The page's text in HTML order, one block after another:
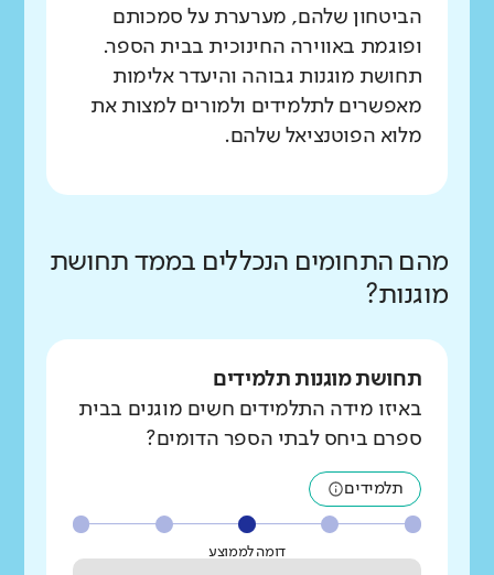
הביטחון שלהם, מערערת על סמכותם
ופוגמת באווירה החינוכית בבית הספר.
תחושת מוגנות גבוהה והיעדר אלימות
מאפשרים לתלמידים ולמורים למצות את
מלוא הפוטנציאל שלהם.
מהם התחומים הנכללים בממד תחושת
מוגנות?
תחושת מוגנות תלמידים
באיזו מידה התלמידים חשים מוגנים בבית
ספרם ביחס לבתי הספר הדומים?
תלמידים
דומה לממוצע